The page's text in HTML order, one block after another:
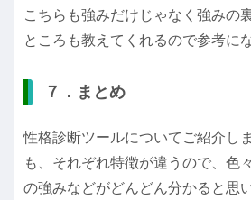
こちらも強みだけじゃなく強みの
ところも教えてくれるので参考に
７．まとめ
性格診断ツールについてご紹介し
も、それぞれ特徴が違うので、色
の強みなどがどんどん分かると思